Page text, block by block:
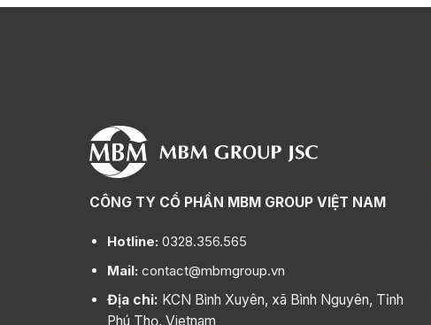
CÔNG TY CỔ PHẦN MBM GROUP VIỆT NAM
Hotline: 0328.356.565
Mail: contact@mbmgroup.vn
Địa chỉ: KCN Bình Xuyên, xã Bình Nguyên, Tỉnh
Phú Thọ, Vietnam